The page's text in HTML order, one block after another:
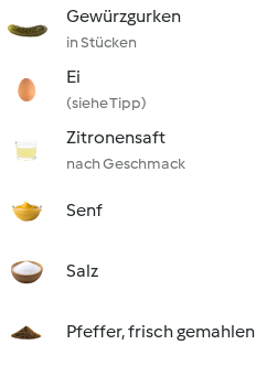
Gewürzgurken
in Stücken
Ei
(siehe Tipp)
Zitronensaft
nach Geschmack
Senf
Salz
Pfeffer, frisch gemahlen